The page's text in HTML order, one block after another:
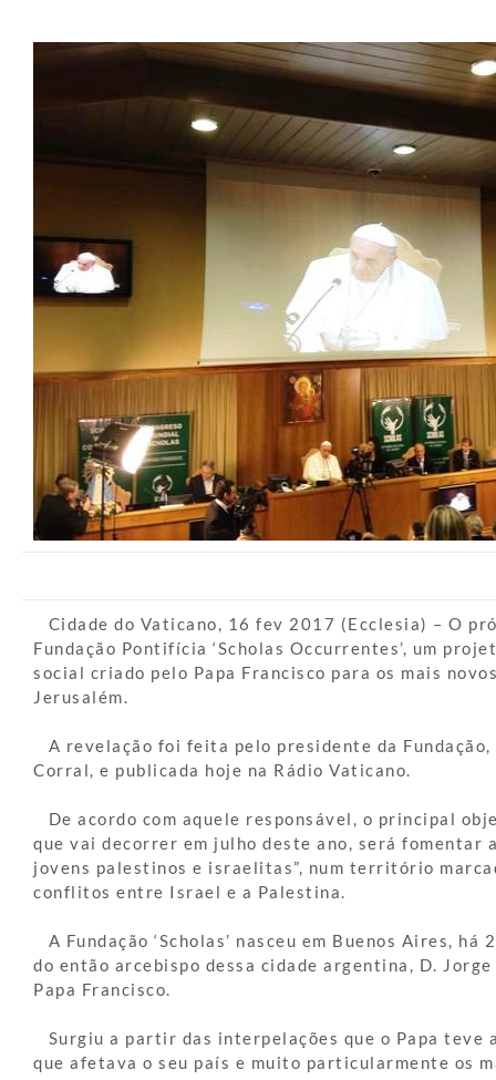
Cidade do Vaticano, 16 fev 2017 (Ecclesia) – O
Fundação Pontifícia ‘Scholas Occurrentes’, um
social criado pelo Papa Francisco para os mais
Jerusalém.
A revelação foi feita pelo presidente da Fundação,
Corral, e publicada hoje na Rádio Vaticano.
De acordo com aquele responsável, o principal
que vai decorrer em julho deste ano, será fomentar
jovens palestinos e israelitas”, num território
conflitos entre Israel e a Palestina.
A Fundação ‘Scholas’ nasceu em Buenos Aires, há
do então arcebispo dessa cidade argentina, D.
Papa Francisco.
Surgiu a partir das interpelações que o Papa teve
que afetava o seu país e muito particularmente os